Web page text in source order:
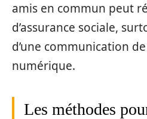
amis en commun peut
d’assurance sociale,
d’une communication
numérique.
Les méthodes